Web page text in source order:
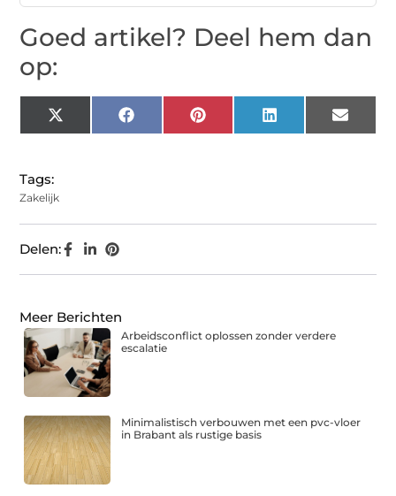
Goed artikel? Deel hem dan
op:
X
(Twitter)
Facebook Pinterest LinkedIn Email
Tags:
Zakelijk
Delen:
Meer Berichten
Arbeidsconflict oplossen zonder verdere
escalatie
Minimalistisch verbouwen met een pvc-vloer
in Brabant als rustige basis